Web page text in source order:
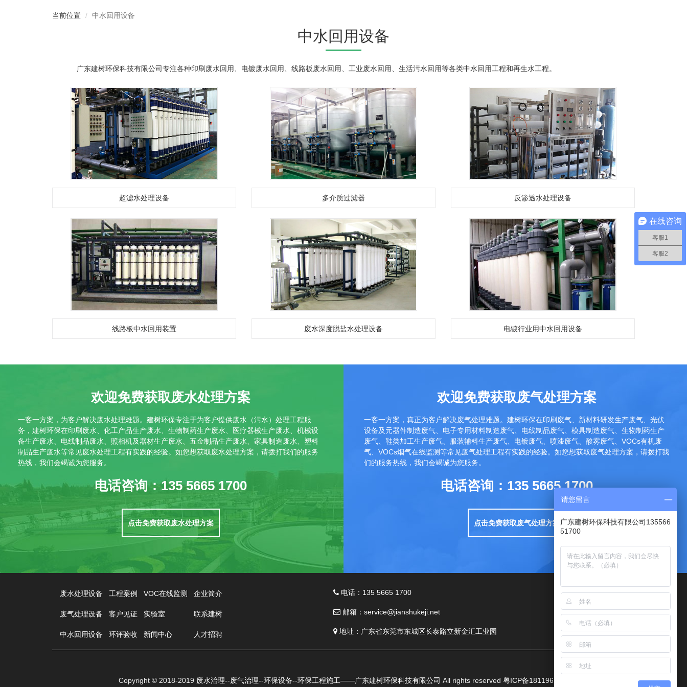
当前位置 中水回用设备
中水回用设备
广东建树环保科技有限公司专注各种印刷废水回用、电镀废水回用、线路板废水回用、工业废水回用、生活污水回用等各类中水回用工程和再生水工程。
超滤水处理设备 多介质过滤器 反渗透水处理设备
线路板中水回用装置 废水深度脱盐水处理设备 电镀行业用中水回用设备
欢迎免费获取废水处理方案
一客一方案，为客户解决废水处理难题。建树环保专注于为客户提供废水（污水）处理工程服
务，建树环保在印刷废水、化工产品生产废水、生物制药生产废水、医疗器械生产废水、机械设
备生产废水、电线制品废水、照相机及器材生产废水、五金制品生产废水、家具制造废水、塑料
制品生产废水等常见废水处理工程有实践的经验。如您想获取废水处理方案，请拨打我们的服务
热线，我们会竭诚为您服务。
电话咨询：135 5665 1700
点击免费获取废水处理方案
欢迎免费获取废气处理方案
一客一方案，真正为客户解决废气处理难题。建树环保在印刷废气、新材料研发生产废气、光伏
设备及元器件制造废气、电子专用材料制造废气、电线制品废气、模具制造废气、生物制药生产
废气、鞋类加工生产废气、服装辅料生产废气、电镀废气、喷漆废气、酸雾废气、VOCs有机废
气、VOCs烟气在线监测等常见废气处理工程有实践的经验。如您想获取废气处理方案，请拨打我
们的服务热线，我们会竭诚为您服务。
电话咨询：135 5665 1700
点击免费获取废气处理方案
废水处理设备
废气处理设备
中水回用设备
工程案例
客户见证
环评验收
VOC在线监测
实验室
新闻中心
企业简介
联系建树
人才招聘
电话：135 5665 1700
邮箱：service@jianshukeji.net
地址：广东省东莞市东城区长泰路立新金汇工业园
扫一扫，关注我们
Copyright © 2018-2019 废水治理--废气治理--环保设备--环保工程施工——广东建树环保科技有限公司 All rights reserved 粤ICP备18119610号
在线咨询
客服1
客服2
请您留言
广东建树环保科技有限公司135566
51700